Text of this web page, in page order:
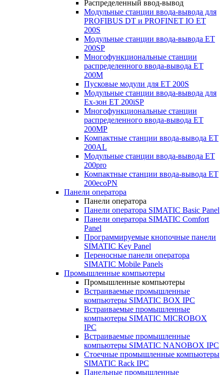
Распределенный ввод-вывод
Модульные станции ввода-вывода для
PROFIBUS DT и PROFINET IO ET
200S
Модульные станции ввода-вывода ET
200SP
Многофункциональные станции
распределенного ввода-вывода ET
200M
Пусковые модули для ET 200S
Модульные станции ввода-вывода для
Ex-зон ET 200iSP
Многофункциональные станции
распределенного ввода-вывода ET
200MP
Компактные станции ввода-вывода ET
200AL
Модульные станции ввода-вывода ET
200pro
Компактные станции ввода-вывода ET
200ecoPN
Панели оператора
Панели оператора
Панели оператора SIMATIC Basic Panel
Панели оператора SIMATIC Comfort
Panel
Программируемые кнопочные панели
SIMATIC Key Panel
Переносные панели оператора
SIMATIC Mobile Panels
Промышленные компьютеры
Промышленные компьютеры
Встраиваемые промышленные
компьютеры SIMATIC BOX IPC
Встраиваемые промышленные
компьютеры SIMATIC MICROBOX
IPC
Встраиваемые промышленные
компьютеры SIMATIC NANOBOX IPC
Стоечные промышленные компьютеры
SIMATIC Rack IPC
Панельные промышленные